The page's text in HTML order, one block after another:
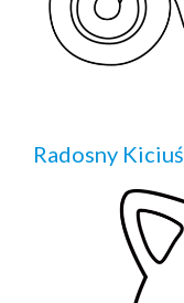
Radosny Kiciuś